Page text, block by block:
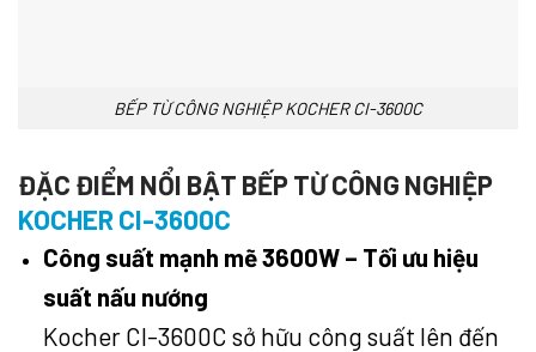
BẾP TỪ CÔNG NGHIỆP KOCHER CI-3600C
ĐẶC ĐIỂM NỔI BẬT BẾP TỪ CÔNG NGHIỆP
KOCHER CI-3600C
Công suất mạnh mẽ 3600W – Tối ưu hiệu
suất nấu nướng
Kocher CI-3600C sở hữu công suất lên đến